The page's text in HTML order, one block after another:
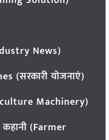
News)
(सरकारी योजनाएं)
Machinery)
(Farmer